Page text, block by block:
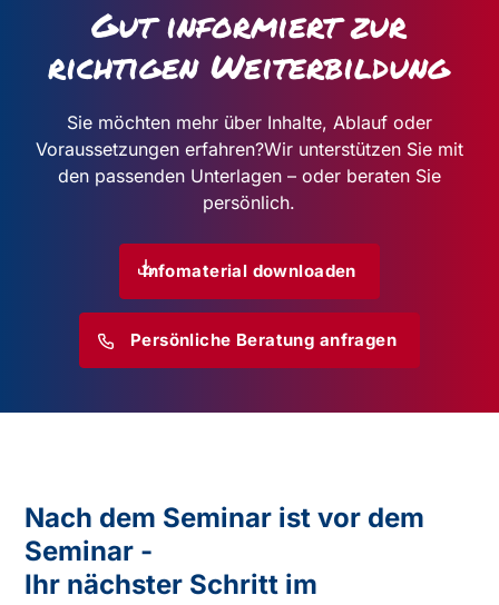
Gut informiert zur
richtigen Weiterbildung
Sie möchten mehr über Inhalte, Ablauf oder
Voraussetzungen erfahren?Wir unterstützen Sie mit
den passenden Unterlagen – oder beraten Sie
persönlich.
Infomaterial downloaden
Persönliche Beratung anfragen
Nach dem Seminar ist vor dem
Seminar -
Ihr nächster Schritt im